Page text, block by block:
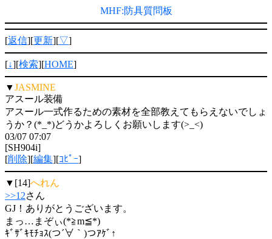
MHF:防具質問板
[返信][更新][▽]
[↓][検索][HOME]
▼JASMINE
アスール装備
アスール一式作るための素材を全部教えてもらえないでしょ
うか？(*_*)どうかよろしくお願いします(>_<)
03/07 07:07
[SH904i]
[削除][編集][ｺﾋﾟｰ]
▼[14]へれん
>>12さん
GJ！ありがとうございます。
まっ…まぞぃ(*≧m≦*)
ｷﾞｻﾞｷﾓﾁｮｽ(つ´∀｀)つｱｹﾞ↑